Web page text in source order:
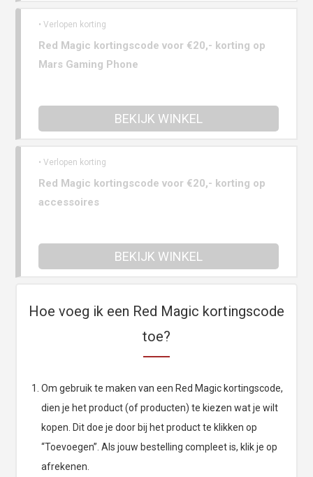
• Verlopen korting
Red Magic kortingscode voor €20,- korting op
Mars Gaming Phone
BEKIJK WINKEL
• Verlopen korting
Red Magic kortingscode voor €20,- korting op
accessoires
BEKIJK WINKEL
Hoe voeg ik een Red Magic kortingscode
toe?
Om gebruik te maken van een Red Magic kortingscode,
dien je het product (of producten) te kiezen wat je wilt
kopen. Dit doe je door bij het product te klikken op
“Toevoegen”. Als jouw bestelling compleet is, klik je op
afrekenen.